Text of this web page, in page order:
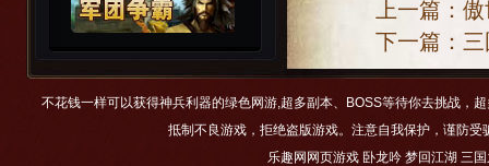
上一篇：
下一篇：
不花钱一样可以获得神兵利器的绿色网游,超多副本、BOSS等待你去挑战，
抵制不良游戏，拒绝盗版游戏。注意自我保护，谨防
乐趣网网页游戏 卧龙吟 梦回江湖 三